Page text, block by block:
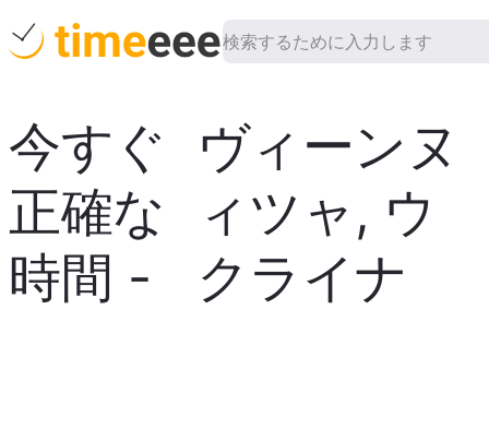
今すぐ
正確な
時間 -
ヴィーンヌ
ィツャ, ウ
クライナ